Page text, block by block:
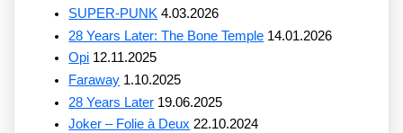
SUPER-PUNK 4.03.2026
28 Years Later: The Bone Temple 14.01.2026
Opi 12.11.2025
Faraway 1.10.2025
28 Years Later 19.06.2025
Joker – Folie à Deux 22.10.2024